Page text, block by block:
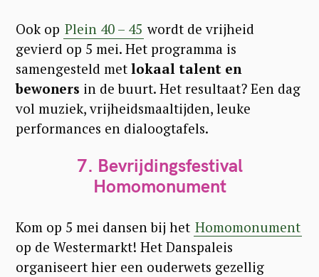
Ook op Plein 40 – 45 wordt de vrijheid
gevierd op 5 mei. Het programma is
samengesteld met lokaal talent en
bewoners in de buurt. Het resultaat? Een dag
vol muziek, vrijheidsmaaltijden, leuke
performances en dialoogtafels.
7. Bevrijdingsfestival
Homomonument
Kom op 5 mei dansen bij het Homomonument
op de Westermarkt! Het Danspaleis
organiseert hier een ouderwets gezellig